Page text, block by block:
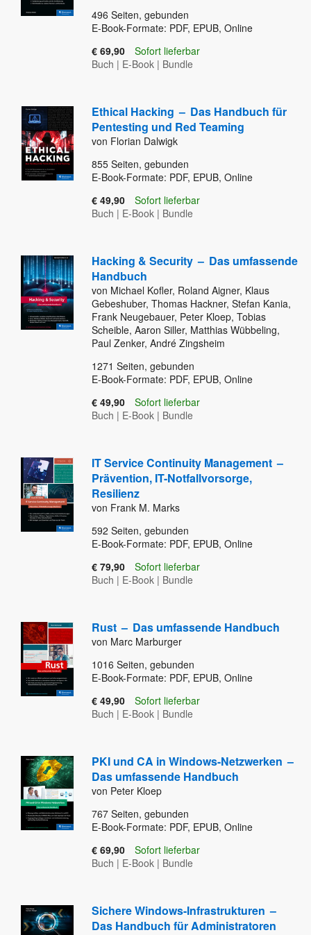
496 Seiten, gebunden
E-Book-Formate: PDF, EPUB, Online
€ 69,90
Sofort lieferbar
Buch | E-Book | Bundle
Ethical Hacking – Das Handbuch für
Pentesting und Red Teaming
von Florian Dalwigk
855 Seiten, gebunden
E-Book-Formate: PDF, EPUB, Online
€ 49,90
Sofort lieferbar
Buch | E-Book | Bundle
Hacking & Security – Das umfassende
Handbuch
von Michael Kofler, Roland Aigner, Klaus
Gebeshuber, Thomas Hackner, Stefan Kania,
Frank Neugebauer, Peter Kloep, Tobias
Scheible, Aaron Siller, Matthias Wübbeling,
Paul Zenker, André Zingsheim
1271 Seiten, gebunden
E-Book-Formate: PDF, EPUB, Online
€ 49,90
Sofort lieferbar
Buch | E-Book | Bundle
IT Service Continuity Management –
Prävention, IT-Notfallvorsorge,
Resilienz
von Frank M. Marks
592 Seiten, gebunden
E-Book-Formate: PDF, EPUB, Online
€ 79,90
Sofort lieferbar
Buch | E-Book | Bundle
Rust – Das umfassende Handbuch
von Marc Marburger
1016 Seiten, gebunden
E-Book-Formate: PDF, EPUB, Online
€ 49,90
Sofort lieferbar
Buch | E-Book | Bundle
PKI und CA in Windows-Netzwerken –
Das umfassende Handbuch
von Peter Kloep
767 Seiten, gebunden
E-Book-Formate: PDF, EPUB, Online
€ 69,90
Sofort lieferbar
Buch | E-Book | Bundle
Sichere Windows-Infrastrukturen –
Das Handbuch für Administratoren